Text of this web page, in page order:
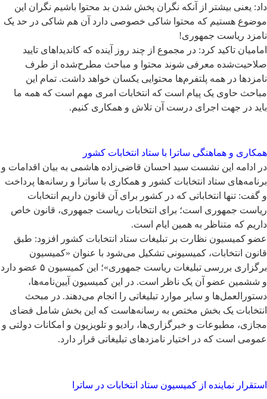
داد: یعنی بیشتر از آنکه نگران پخش شدن بد محتوا باشیم نگران این
موضوع هستیم که محتوا شاکی خصوصی دارد آن ‌هم شاکی در حد یک
نامزد ریاست جمهوری!
امامیان تاکید کرد: در مجموع از چند روز آینده که کاندیداهای تایید
صلاحیت‌شده معرفی شوند محتوا و مباحث مطرح‌شده از طرف
نامزدها در همه پلتفرم‌ها محتوایی یکسان خواهد داشت. تمام این
مباحث حاوی یک پیام است که انتخابات امری مهم است که همه ما
باید در جهت اجرای درست آن تلاش و همکاری کنیم.
همکاری و هماهنگی ساترا با ستاد انتخابات کشور
در ادامه این نشست سید احسان قاضی‌زاده هاشمی به بیان اقدامات و
برنامه‌های ستاد انتخابات کشور و همکاری با ساترا و رسانه‌ها پرداخت
و گفت: تنها انتخاباتی که در کشور برای آن قانون داریم انتخابات
ریاست جمهوری است؛ برای انتخابات ریاست جمهوری، قانون خاص
داریم که متناظر به همین ایام است.
عضو کمیسیون نظارت بر تبلیغات ستاد انتخابات کشور افزود: طبق
قانون انتخابات، کمیسیونی تشکیل می‌شود با عنوان «کمیسیون
برگزاری بررسی تبلیغات ریاست جمهوری»؛ این کمیسیون ۵ عضو دارد
و ششمین عضو آن یک ناظر است. در این کمیسیون آیین‌نامه‌ها،
دستورالعمل‌ها و سایر موارد تبلیغاتی را انجام می‌دهند. در مبحث
انتخابات یک بخش مختص به رسانه‌هاست که این بخش شامل فضای
مجازی، مطبوعات و خبرگزاری‌ها، رادیو و تلویزیون و امکانات دولتی و
عمومی است که در اختیار نامزدهای تبلیغاتی قرار دارد.
استقرار نماینده از کمیسیون ستاد انتخابات در ساترا